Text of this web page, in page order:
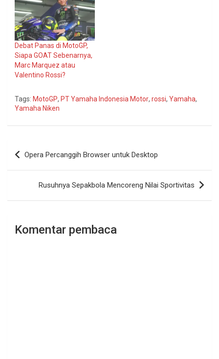
Debat Panas di MotoGP,
Siapa GOAT Sebenarnya,
Marc Marquez atau
Valentino Rossi?
Tags: MotoGP, PT Yamaha Indonesia Motor, rossi, Yamaha,
Yamaha Niken
Navigasi
pos
Opera Percanggih Browser untuk Desktop
Rusuhnya Sepakbola Mencoreng Nilai Sportivitas
Komentar pembaca